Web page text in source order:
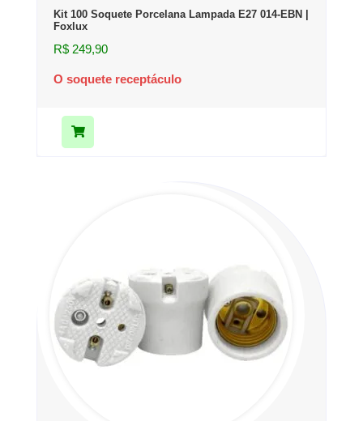
Kit 100 Soquete Porcelana Lampada E27 014-EBN |
Foxlux
R$ 249,90
O soquete receptáculo